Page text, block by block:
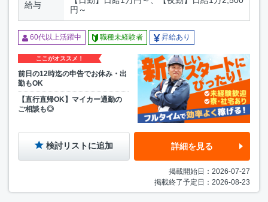
給与
円～
60代以上活躍中 職種未経験者 昇給あり
ここがオススメ！
前日の12時迄の申告でお休み・出
勤もOK
【直行直帰OK】マイカー通勤の
ご相談も◎
検討リストに追加 詳細を見る
掲載開始日：2026-07-27
掲載終了予定日：2026-08-23